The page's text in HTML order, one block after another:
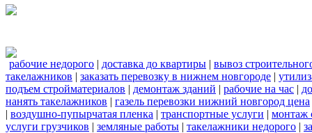
рабочие недорого | доставка до квартиры | вывоз
такелажников | заказать перевозку в нижнем новгороде |
подъем стройматериалов | демонтаж зданий | рабочие на час |
нанять такелажников | газель перевозки нижний новгород цена
| воздушно-пупырчатая пленка | транспортные услуги | монтаж
услуги грузчиков | земляные работы | такелажники недорого |